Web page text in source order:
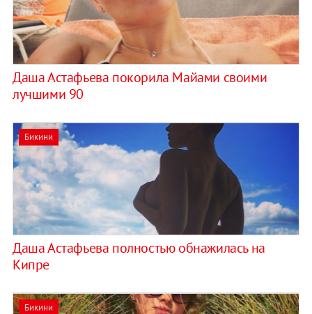
Даша Астафьева покорила Майами своими
лучшими 90
Бикини
Даша Астафьева полностью обнажилась на
Кипре
Бикини